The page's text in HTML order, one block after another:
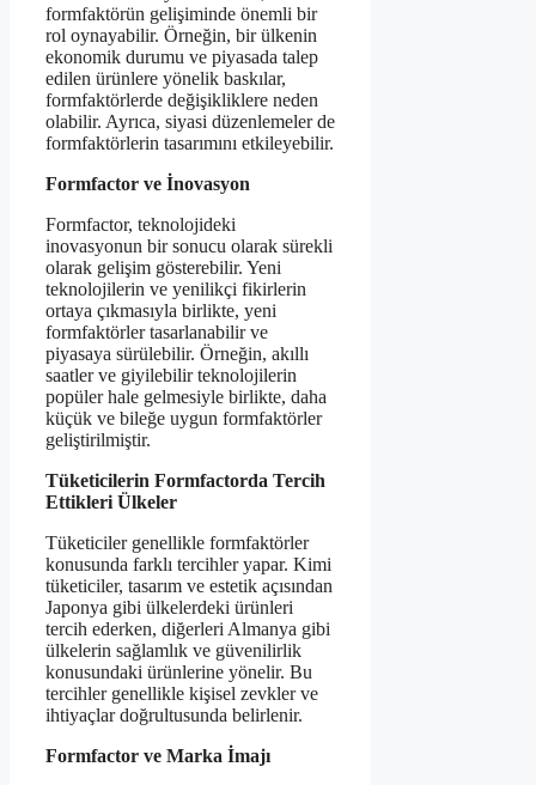
formfaktörün gelişiminde önemli bir
rol oynayabilir. Örneğin, bir ülkenin
ekonomik durumu ve piyasada talep
edilen ürünlere yönelik baskılar,
formfaktörlerde değişikliklere neden
olabilir. Ayrıca, siyasi düzenlemeler de
formfaktörlerin tasarımını etkileyebilir.
Formfactor ve İnovasyon
Formfactor, teknolojideki
inovasyonun bir sonucu olarak sürekli
olarak gelişim gösterebilir. Yeni
teknolojilerin ve yenilikçi fikirlerin
ortaya çıkmasıyla birlikte, yeni
formfaktörler tasarlanabilir ve
piyasaya sürülebilir. Örneğin, akıllı
saatler ve giyilebilir teknolojilerin
popüler hale gelmesiyle birlikte, daha
küçük ve bileğe uygun formfaktörler
geliştirilmiştir.
Tüketicilerin Formfactorda Tercih
Ettikleri Ülkeler
Tüketiciler genellikle formfaktörler
konusunda farklı tercihler yapar. Kimi
tüketiciler, tasarım ve estetik açısından
Japonya gibi ülkelerdeki ürünleri
tercih ederken, diğerleri Almanya gibi
ülkelerin sağlamlık ve güvenilirlik
konusundaki ürünlerine yönelir. Bu
tercihler genellikle kişisel zevkler ve
ihtiyaçlar doğrultusunda belirlenir.
Formfactor ve Marka İmajı